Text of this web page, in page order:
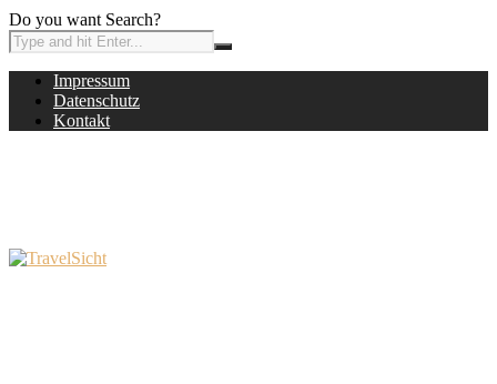
Do you want Search?
Impressum
Datenschutz
Kontakt